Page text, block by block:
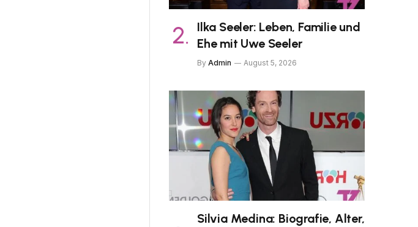
Ilka Seeler: Leben, Familie und
Ehe mit Uwe Seeler
By Admin August 5, 2026
Silvia Medina: Biografie, Alter,